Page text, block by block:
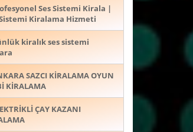
Ses Sistemi Kirala |
Kiralama Hizmeti
kiralık ses sistemi
SAZCI KİRALAMA OYUN
KİRALAMA
ÇAY KAZANI